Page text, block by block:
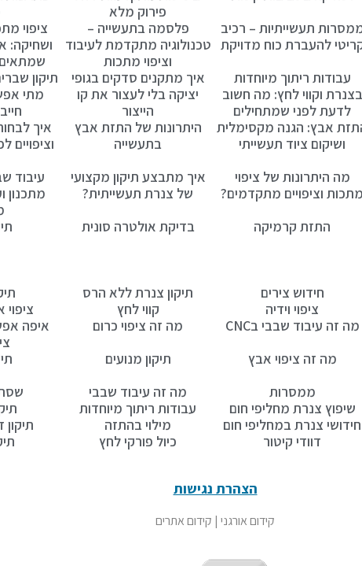
פירוק מלא
תעשייתיות – רכיב
להעברת כוח מדויקת
פלסמה בתעשייה –
טכנולוגיה מתקדמת לעיבוד
וציפוי מתכות
ציפוי
ושחיקה:
עבודות ריתוך מיוחדות
בצנרת וקווי לחץ: מה חשוב
לדעת לפני שמתחילים
איך מתקנים סדקים בגופי
יציקה בלי לעצור את קו
הייצור
תיקון
מתי
אבץ: הגנה מקסימלית
ושיקום ציוד תעשייתי
היתרונות של התזת אבץ
בתעשייה
איך
וציפויים
מה היתרונות של ציפוי
מתכות וציפויים מתקדמים?
איך מתבצע תיקון מקצועי
של צנרת תעשייתית?
עיבוד
מתכנון
התזת קרמיקה בדיקת אולטרה סונית
חידוש צירים תיקון צנרת ללא הרס
ציפוי וידיה קווי לחץ ציפוי
מה זה עיבוד שבבי בCNC מה זה ציפוי כרום
איפה
מה זה ציפוי אבץ תיקון מנועים
ממסרות מה זה עיבוד שבבי
שיפוץ צנרת מחליפי חום עבודות ריתוך מיוחדות
חידושי צנרת במחליפי חום מילוי בהתזה תיקון
דוודי קיטור כיול פורקי לחץ
הצהרת נגישות
קידום אורגני | קידום אתרים